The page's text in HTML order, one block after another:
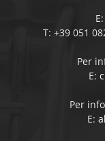
E:
T: +39 051
Per
E:
Per
E: